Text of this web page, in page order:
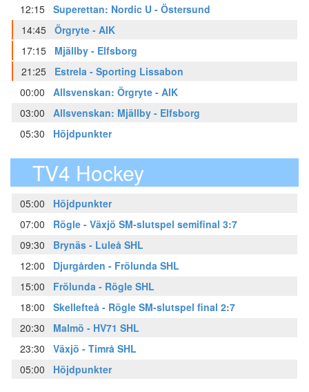
12:15 Superettan: Nordic U - Östersund
14:45 Örgryte - AIK
17:15
Mjällby - Elfsborg
21:25
Estrela - Sporting Lissabon
00:00
Allsvenskan: Örgryte - AIK
03:00
Allsvenskan: Mjällby - Elfsborg
05:30
Höjdpunkter
TV4 Hockey
05:00
Höjdpunkter
07:00
Rögle - Växjö SM-slutspel semifinal 3:7
09:30
Brynäs - Luleå SHL
12:00
Djurgården - Frölunda SHL
15:00
Frölunda - Rögle SHL
18:00
Skellefteå - Rögle SM-slutspel final 2:7
20:30
Malmö - HV71 SHL
23:30
Växjö - Timrå SHL
05:00
Höjdpunkter